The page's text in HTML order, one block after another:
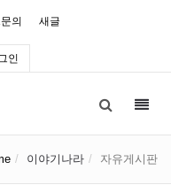
의 새글
인
이야기나라 자유게시판